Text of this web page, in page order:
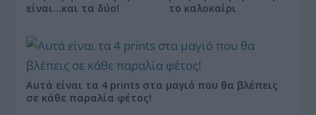
είναι…και τα δύο!
το καλοκαίρι
Αυτά είναι τα 4 prints στα μαγιό που θα βλέπεις
σε κάθε παραλία φέτος!